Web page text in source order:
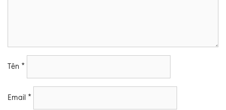
Tên *
Email *